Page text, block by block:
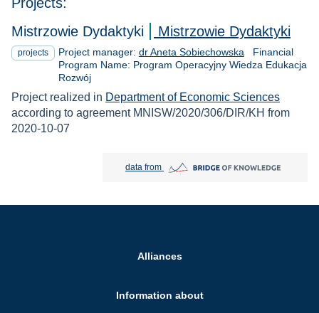
Mistrzowie Dydaktyki
Mistrzowie Dydaktyki
projects Project manager: dr Aneta Sobiechowska Financial
Program Name: Program Operacyjny Wiedza Edukacja
Rozwój
Project realized in Department of Economic Sciences
according to agreement MNISW/2020/306/DIR/KH from
2020-10-07
data from Bridge of Knowledge open in new tab
Alliances
Information about